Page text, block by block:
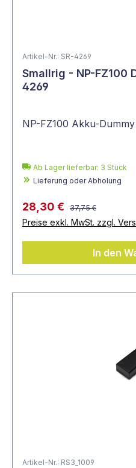
Artikel-Nr.: SR-4269
Smallrig - NP-FZ100
4269
NP-FZ100 Akku-
Ab Lager lieferbar: 3 Stück
Lieferung oder Abholung
28,30 € 37,75 €
Preise exkl. MwSt. zzgl.
In den
Artikel-Nr.: RS3_1009